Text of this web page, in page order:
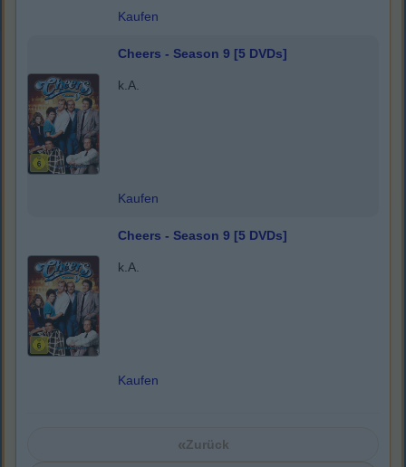
Kaufen
Cheers - Season 9 [5 DVDs]
k.A.
Kaufen
Cheers - Season 9 [5 DVDs]
k.A.
Kaufen
«Zurück